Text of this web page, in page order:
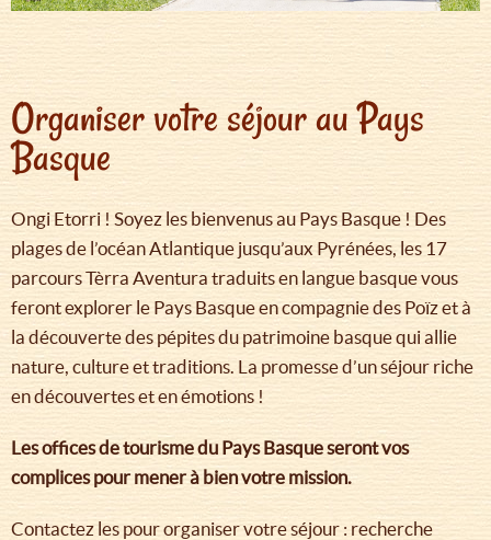
Organiser votre séjour au Pays
Basque
Ongi Etorri ! Soyez les bienvenus au Pays Basque ! Des
plages de l’océan Atlantique jusqu’aux Pyrénées, les 17
parcours Tèrra Aventura traduits en langue basque vous
feront explorer le Pays Basque en compagnie des Poïz et à
la découverte des pépites du patrimoine basque qui allie
nature, culture et traditions. La promesse d’un séjour riche
en découvertes et en émotions !
Les offices de tourisme du Pays Basque seront vos
complices pour mener à bien votre mission.
Contactez les pour organiser votre séjour : recherche